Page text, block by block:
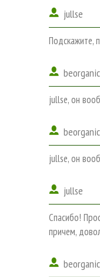
jullse
Подскажите,
jullse, он
jullse, он
jullse
Спасибо!
причем,